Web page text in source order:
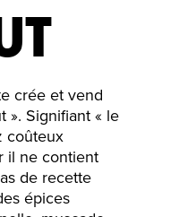
crée et vend
». Signifiant « le
coûteux
il ne contient
de recette
épices